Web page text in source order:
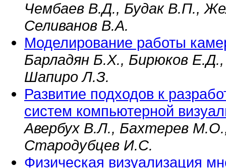
Чембаев В.Д., Будак В.П.,
Селиванов В.А.
Моделирование работы
Барладян Б.Х., Бирюков
Шапиро Л.З.
Развитие подходов к
систем компьютерной
Авербух В.Л., Бахтерев
Стародубцев И.С.
Физическая визуализация